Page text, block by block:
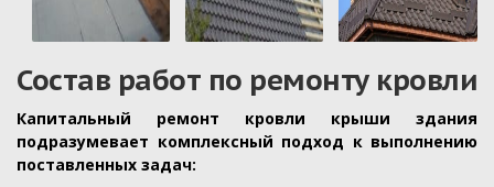
Состав работ по ремонту кровли
Капитальный ремонт кровли крыши здания
подразумевает комплексный подход к выполнению
поставленных задач: